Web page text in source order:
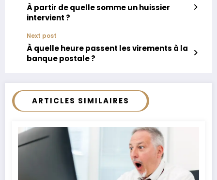
À partir de quelle somme un huissier
intervient ?
Next post
À quelle heure passent les virements à la
banque postale ?
ARTICLES SIMILAIRES